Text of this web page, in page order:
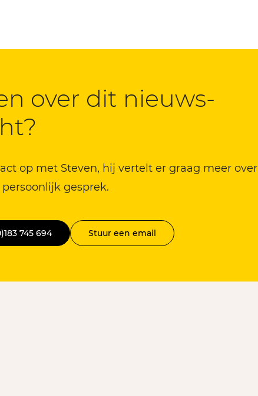
over dit nieuws­
op met Steven, hij vertelt er graag meer over
gesprek.
745 694 Stuur een email